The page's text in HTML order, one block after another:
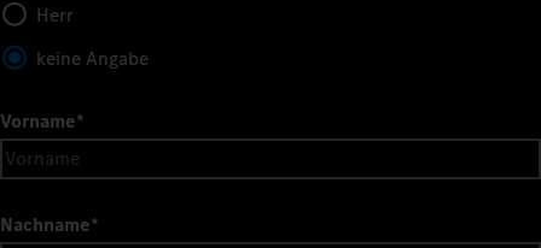
Herr
keine Angabe
Vorname*
Nachname*